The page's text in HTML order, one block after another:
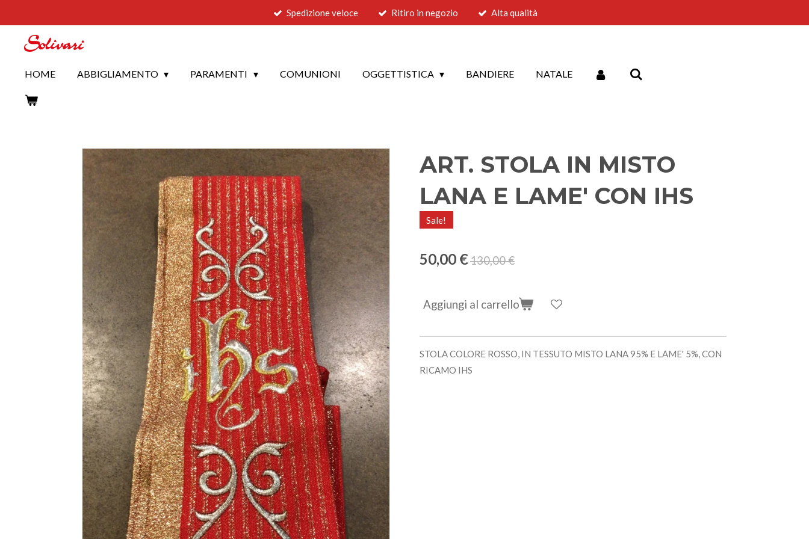
contenuto
Spedizione veloce Ritiro in negozio Alta qualità
HOME ABBIGLIAMENTO PARAMENTI COMUNIONI OGGETTISTICA BANDIERE NATALE
ART. STOLA IN MISTO
LANA E LAME' CON IHS
Sale!
50,00 €130,00 €
Aggiungi al carrello
STOLA COLORE ROSSO, IN TESSUTO MISTO LANA 95% E LAME' 5%, CON
RICAMO IHS